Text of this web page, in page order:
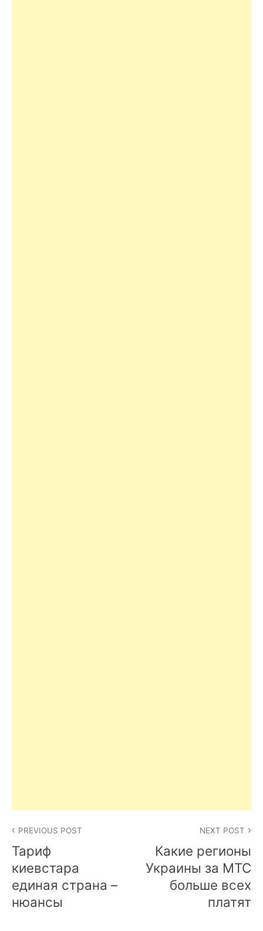
navigation
PREVIOUS POST
Тариф
киевстара
единая страна –
нюансы
NEXT POST
Какие регионы
Украины за МТС
больше всех
платят